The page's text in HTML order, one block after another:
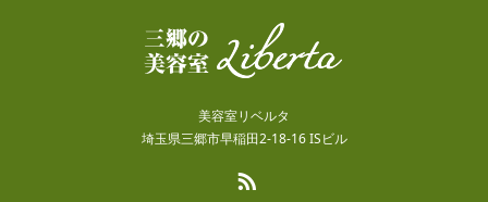
美容室リベルタ
埼玉県三郷市早稲田2-18-16 ISビル